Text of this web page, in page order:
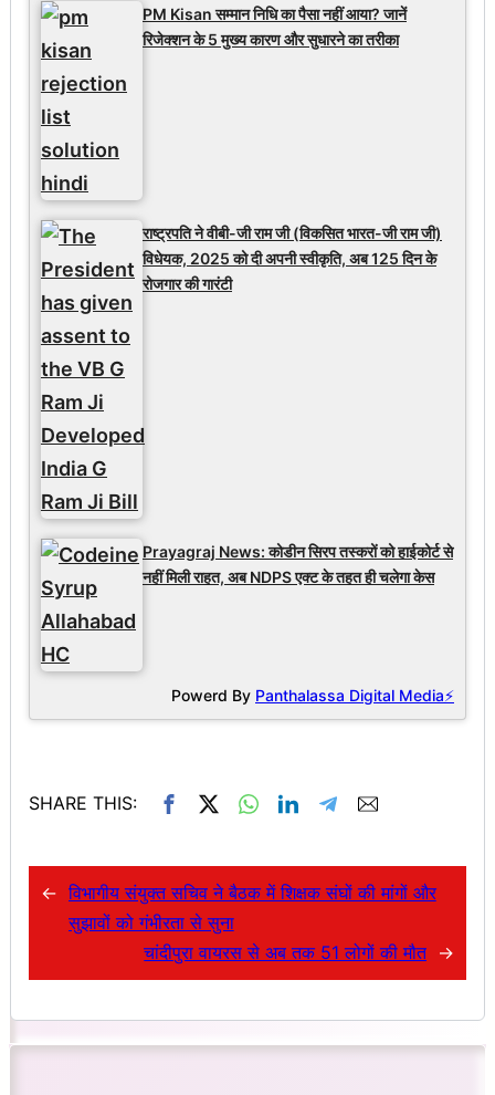
PM Kisan सम्मान निधि का पैसा नहीं आया? जानें
रिजेक्शन के 5 मुख्य कारण और सुधारने का तरीका
राष्ट्रपति ने वीबी-जी राम जी (विकसित भारत-जी राम जी)
विधेयक, 2025 को दी अपनी स्वीकृति, अब 125 दिन के
रोजगार की गारंटी
Prayagraj News: कोडीन सिरप तस्करों को हाईकोर्ट से
नहीं मिली राहत, अब NDPS एक्ट के तहत ही चलेगा केस
Powerd By Panthalassa Digital Media⚡
SHARE THIS:
← विभागीय संयुक्त सचिव ने बैठक में शिक्षक संघों की मांगों और
सुझावों को गंभीरता से सुना
चांदीपुरा वायरस से अब तक 51 लोगों की मौत →